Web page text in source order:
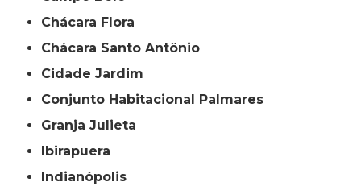
Chácara Flora
Chácara Santo Antônio
Cidade Jardim
Conjunto Habitacional Palmares
Granja Julieta
Ibirapuera
Indianópolis